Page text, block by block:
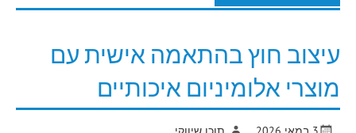
עיצוב חוץ בהתאמה אישית עם
מוצרי אלומיניום איכותיים
3 במאי 2026
תוכן שיווקי